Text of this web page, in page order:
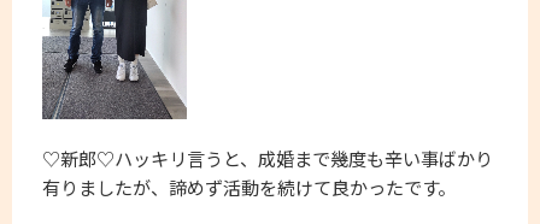
♡新郎♡ハッキリ言うと、成婚まで幾度も辛い事ばかり
有りましたが、諦めず活動を続けて良かったです。